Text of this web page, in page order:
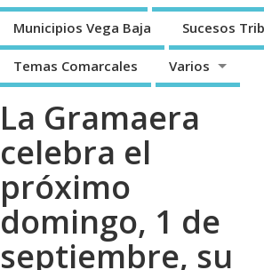
Municipios Vega Baja Sucesos
Temas Comarcales Varios
La Gramaera
celebra el
próximo
domingo, 1 de
septiembre, su